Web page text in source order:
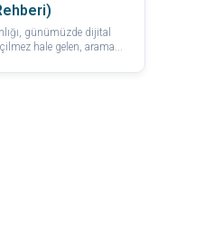
günümüzde dijital
hale gelen, arama...